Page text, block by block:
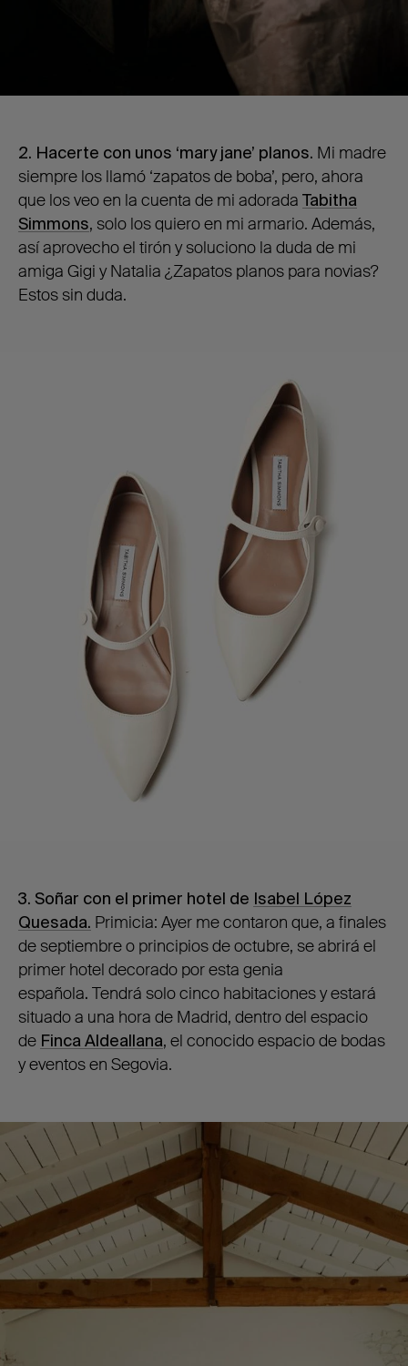
2. Hacerte con unos ‘mary jane’ planos. Mi madre
siempre los llamó ‘zapatos de boba’, pero, ahora
que los veo en la cuenta de mi adorada Tabitha
Simmons, solo los quiero en mi armario. Además,
así aprovecho el tirón y soluciono la duda de mi
amiga Gigi y Natalia ¿Zapatos planos para novias?
Estos sin duda.
3. Soñar con el primer hotel de Isabel López
Quesada. Primicia: Ayer me contaron que, a finales
de septiembre o principios de octubre, se abrirá el
primer hotel decorado por esta genia
española. Tendrá solo cinco habitaciones y estará
situado a una hora de Madrid, dentro del espacio
de Finca Aldeallana, el conocido espacio de bodas
y eventos en Segovia.